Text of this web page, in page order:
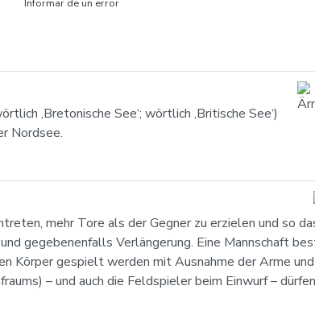
Informar de un error
‚Bretonische See‘; wörtlich ‚Britische See‘)
Nordsee.
mehr Tore als der Gegner zu erzielen und so
gegebenenfalls Verlängerung. Eine Mannschaft
Körper gespielt werden mit Ausnahme der Arme
– und auch die Feldspieler beim Einwurf –